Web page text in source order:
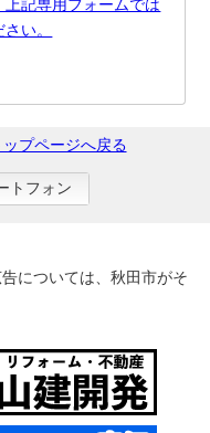
上記専用フォームでは
い。
ップページへ戻る
トフォン
については、秋田市がそ